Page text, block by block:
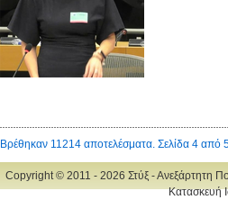
Βρέθηκαν 11214 αποτελέσματα. Σελίδα 4 από
Copyright © 2011 - 2026 Στύξ - Ανεξάρτητη
Κατασκευή